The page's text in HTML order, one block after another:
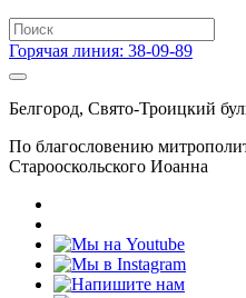
Горячая линия: 38-09-89
Белгород, Свято-Троицкий
По благословению
Старооскольского Иоанна